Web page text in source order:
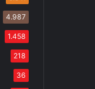
4.987
1.458
218
36